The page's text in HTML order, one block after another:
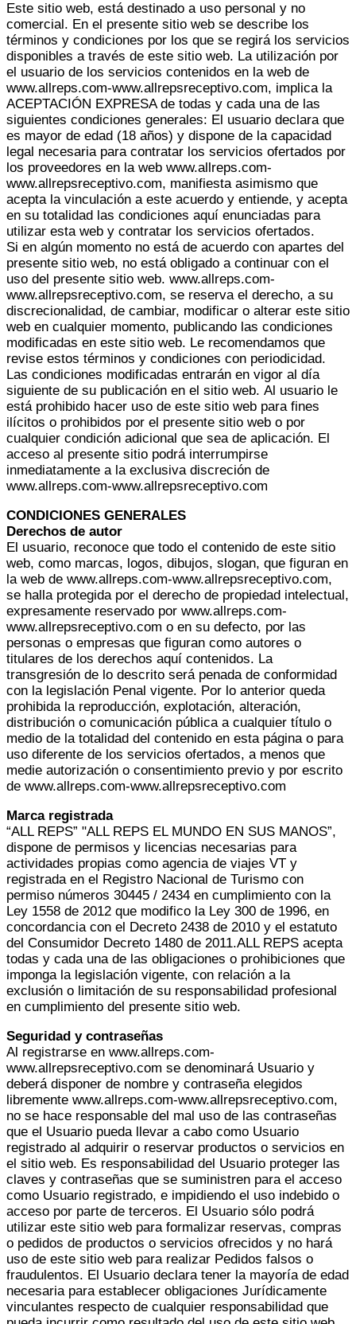
Este sitio web, está destinado a uso personal y no
comercial. En el presente sitio web se describe los
términos y condiciones por los que se regirá los servicios
disponibles a través de este sitio web. La utilización por
el usuario de los servicios contenidos en la web de
www.allreps.com-www.allrepsreceptivo.com, implica la
ACEPTACIÓN EXPRESA de todas y cada una de las
siguientes condiciones generales: El usuario declara que
es mayor de edad (18 años) y dispone de la capacidad
legal necesaria para contratar los servicios ofertados por
los proveedores en la web www.allreps.com-
www.allrepsreceptivo.com, manifiesta asimismo que
acepta la vinculación a este acuerdo y entiende, y acepta
en su totalidad las condiciones aquí enunciadas para
utilizar esta web y contratar los servicios ofertados.
Si en algún momento no está de acuerdo con apartes del
presente sitio web, no está obligado a continuar con el
uso del presente sitio web. www.allreps.com-
www.allrepsreceptivo.com, se reserva el derecho, a su
discrecionalidad, de cambiar, modificar o alterar este sitio
web en cualquier momento, publicando las condiciones
modificadas en este sitio web. Le recomendamos que
revise estos términos y condiciones con periodicidad.
Las condiciones modificadas entrarán en vigor al día
siguiente de su publicación en el sitio web. Al usuario le
está prohibido hacer uso de este sitio web para fines
ilícitos o prohibidos por el presente sitio web o por
cualquier condición adicional que sea de aplicación. El
acceso al presente sitio podrá interrumpirse
inmediatamente a la exclusiva discreción de
www.allreps.com-www.allrepsreceptivo.com
CONDICIONES GENERALES
Derechos de autor
El usuario, reconoce que todo el contenido de este sitio
web, como marcas, logos, dibujos, slogan, que figuran en
la web de www.allreps.com-www.allrepsreceptivo.com,
se halla protegida por el derecho de propiedad intelectual,
expresamente reservado por www.allreps.com-
www.allrepsreceptivo.com o en su defecto, por las
personas o empresas que figuran como autores o
titulares de los derechos aquí contenidos. La
transgresión de lo descrito será penada de conformidad
con la legislación Penal vigente. Por lo anterior queda
prohibida la reproducción, explotación, alteración,
distribución o comunicación pública a cualquier título o
medio de la totalidad del contenido en esta página o para
uso diferente de los servicios ofertados, a menos que
medie autorización o consentimiento previo y por escrito
de www.allreps.com-www.allrepsreceptivo.com
Marca registrada
“ALL REPS” "ALL REPS EL MUNDO EN SUS MANOS”,
dispone de permisos y licencias necesarias para
actividades propias como agencia de viajes VT y
registrada en el Registro Nacional de Turismo con
permiso números 30445 / 2434 en cumplimiento con la
Ley 1558 de 2012 que modifico la Ley 300 de 1996, en
concordancia con el Decreto 2438 de 2010 y el estatuto
del Consumidor Decreto 1480 de 2011.ALL REPS acepta
todas y cada una de las obligaciones o prohibiciones que
imponga la legislación vigente, con relación a la
exclusión o limitación de su responsabilidad profesional
en cumplimiento del presente sitio web.
Seguridad y contraseñas
Al registrarse en www.allreps.com-
www.allrepsreceptivo.com se denominará Usuario y
deberá disponer de nombre y contraseña elegidos
libremente www.allreps.com-www.allrepsreceptivo.com,
no se hace responsable del mal uso de las contraseñas
que el Usuario pueda llevar a cabo como Usuario
registrado al adquirir o reservar productos o servicios en
el sitio web. Es responsabilidad del Usuario proteger las
claves y contraseñas que se suministren para el acceso
como Usuario registrado, e impidiendo el uso indebido o
acceso por parte de terceros. El Usuario sólo podrá
utilizar este sitio web para formalizar reservas, compras
o pedidos de productos o servicios ofrecidos y no hará
uso de este sitio web para realizar Pedidos falsos o
fraudulentos. El Usuario declara tener la mayoría de edad
necesaria para establecer obligaciones Jurídicamente
vinculantes respecto de cualquier responsabilidad que